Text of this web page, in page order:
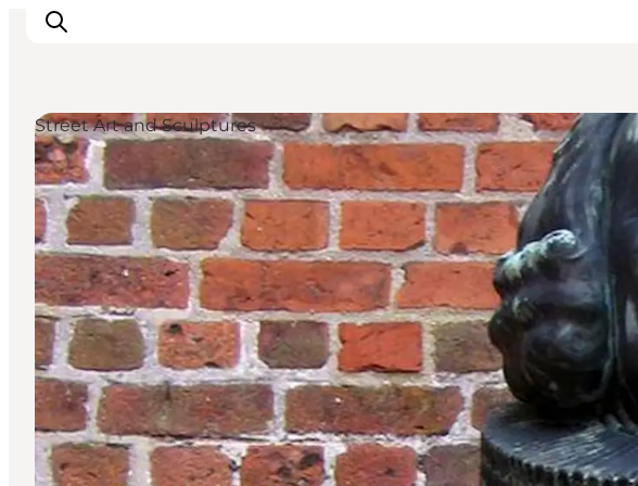
Inspiration
Resmål
Aktiviteter
Övernatta
Planera resan
Street Art and Sculptures